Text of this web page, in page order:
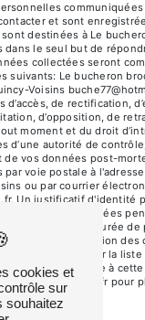
et sont
destinées à Le
dans le seul but de
collectées seront
suivants: Le bucheron
Voisins
d’accès, de rectification,
d’opposition, de
moment et du droit
d’une autorité de
de vos données post-
voie postale à l'adresse
ou par courrier
Un justificatif d'identité
vos données
puis pendant la durée
et de gestion
de vous inscrire sur la
disponible à cette
le site cnil.fr pour
vos droits.
cookies et
sur
souhaitez